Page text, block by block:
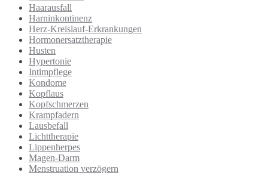
Haarausfall
Harninkontinenz
Herz-Kreislauf-Erkrankungen
Hormonersatztherapie
Husten
Hypertonie
Intimpflege
Kondome
Kopflaus
Kopfschmerzen
Krampfadern
Lausbefall
Lichttherapie
Lippenherpes
Magen-Darm
Menstruation verzögern